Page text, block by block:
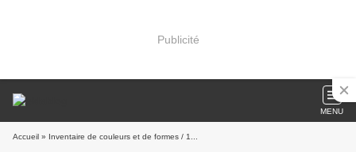
Publicité
MENU
Accueil » Inventaire de couleurs et de formes / 1...